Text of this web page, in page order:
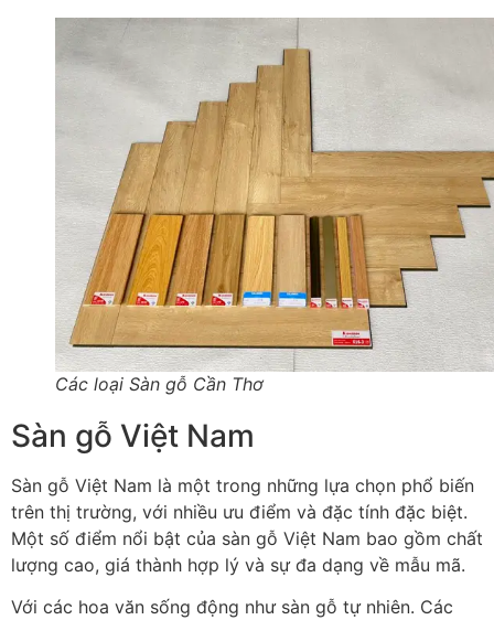
Các loại Sàn gỗ Cần Thơ
Sàn gỗ Việt Nam
Sàn gỗ Việt Nam là một trong những lựa chọn phổ biến
trên thị trường, với nhiều ưu điểm và đặc tính đặc biệt.
Một số điểm nổi bật của sàn gỗ Việt Nam bao gồm chất
lượng cao, giá thành hợp lý và sự đa dạng về mẫu mã.
Với các hoa văn sống động như sàn gỗ tự nhiên. Các